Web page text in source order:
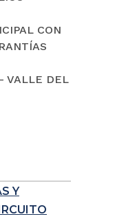
CON
VALLE DEL
Y